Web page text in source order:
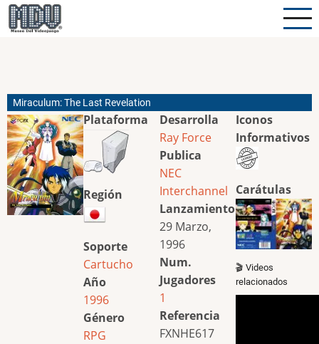
Pasar
al
Miraculum: The Last Revelation
Plataforma
Región
Soporte
Cartucho
Año
1996
Género
RPG
Desarrolla
Ray Force
Publica
NEC
Interchannel
Lanzamiento
29 Marzo,
1996
Num.
Jugadores
1
Referencia
FXNHE617
Iconos
Informativos
Carátulas
🎬 Videos
relacionados